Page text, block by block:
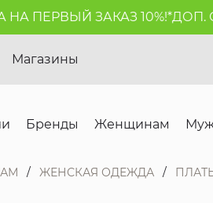
ПЕРВЫЙ ЗАКАЗ 10%!*ДОП.
Магазины
Бренды Женщинам
ЖЕНСКАЯ ОДЕЖДА